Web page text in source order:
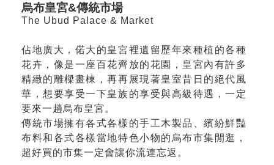
烏布皇宮&傳統市場
The Ubud Palace & Market
佔地廣大，偌大的皇宮裡遺留歷年來種植的各種
花卉，像是一座百花齊放的花園，皇宮內有許多
精緻的雕樑畫棟，再再展現著皇室昔日的絕代風
華，想要享受一下皇族的享受與高級待遇，一定
要來一趟烏布皇宮。
傳統市場擁有各式各樣的手工木製品、繽紛鮮豔
布料和各式各樣當地特色小物的烏布市集閒逛，
超好買的市集一定會讓你流連忘返。